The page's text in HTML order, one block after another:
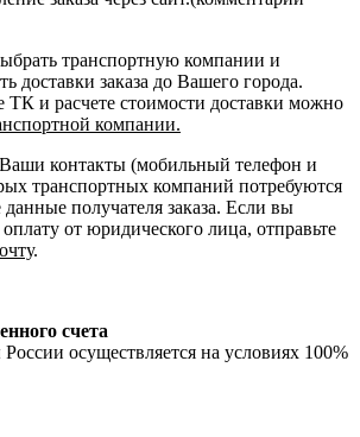
транспортную компании и
доставки заказа до Вашего города.
ТК и расчете стоимости доставки можно
компании.
Ваши контакты (мобильный телефон и
транспортных компаний потребуются
получателя заказа. Если вы
от юридического лица, отправьте
.
счета
осуществляется на условиях 100%